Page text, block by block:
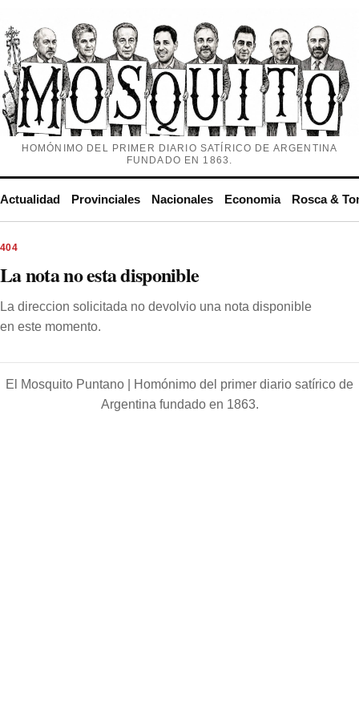
HOMÓNIMO DEL PRIMER DIARIO SATÍRICO DE ARGENTINA
FUNDADO EN 1863.
Actualidad Provinciales Nacionales Economia Rosca &
404
La nota no esta disponible
La direccion solicitada no devolvio una nota disponible
en este momento.
El Mosquito Puntano |
Homónimo del primer diario satírico de
Argentina fundado en 1863.